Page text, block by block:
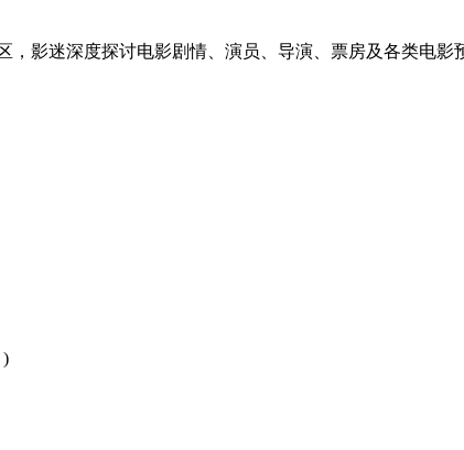
影迷深度探讨电影剧情、演员、导演、票房及各类电
)